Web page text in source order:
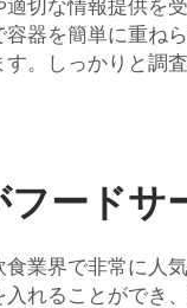
切な情報提供を
器を簡単に重ね
。しっかりと調
ードサ
業界で非常に人
れることができ